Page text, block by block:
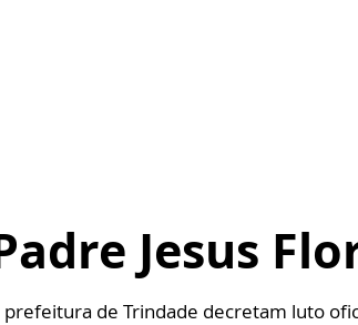
Jesus
prefeitura de Trindade decretam luto